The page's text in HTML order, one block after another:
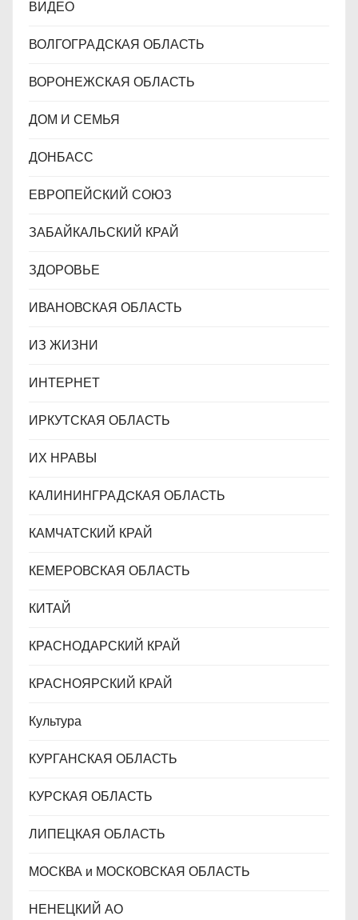
ВИДЕО
ВОЛГОГРАДСКАЯ ОБЛАСТЬ
ВОРОНЕЖСКАЯ ОБЛАСТЬ
ДОМ И СЕМЬЯ
ДОНБАСС
ЕВРОПЕЙСКИЙ СОЮЗ
ЗАБАЙКАЛЬСКИЙ КРАЙ
ЗДОРОВЬЕ
ИВАНОВСКАЯ ОБЛАСТЬ
ИЗ ЖИЗНИ
ИНТЕРНЕТ
ИРКУТСКАЯ ОБЛАСТЬ
ИХ НРАВЫ
КАЛИНИНГРАДCКАЯ ОБЛАСТЬ
КАМЧАТСКИЙ КРАЙ
КЕМЕРОВСКАЯ ОБЛАСТЬ
КИТАЙ
КРАСНОДАРСКИЙ КРАЙ
КРАСНОЯРСКИЙ КРАЙ
Культура
КУРГАНСКАЯ ОБЛАСТЬ
КУРСКАЯ ОБЛАСТЬ
ЛИПЕЦКАЯ ОБЛАСТЬ
МОСКВА и МОСКОВСКАЯ ОБЛАСТЬ
НЕНЕЦКИЙ АО